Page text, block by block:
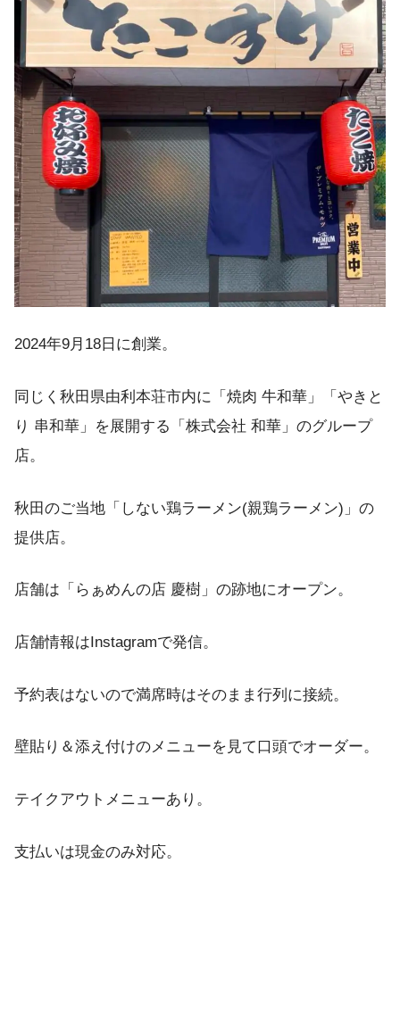
2024年9月18日に創業。
同じく秋田県由利本荘市内に「焼肉 牛和華」「やきと
り 串和華」を展開する「株式会社 和華」のグループ
店。
秋田のご当地「しない鶏ラーメン(親鶏ラーメン)」の
提供店。
店舗は「らぁめんの店 慶樹」の跡地にオープン。
店舗情報はInstagramで発信。
予約表はないので満席時はそのまま行列に接続。
壁貼り＆添え付けのメニューを見て口頭でオーダー。
テイクアウトメニューあり。
支払いは現金のみ対応。